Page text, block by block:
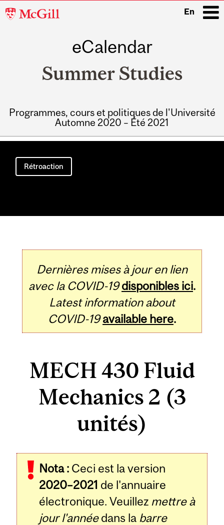
McGill
En
eCalendar
Summer Studies
Programmes, cours et politiques de l'Université
Automne 2020 – Été 2021
Main
navigation
Rétroaction
Dernières mises à jour en lien
avec la COVID-19 disponibles ici.
Latest information about
COVID-19 available here.
MECH 430 Fluid
Mechanics 2 (3
unités)
Nota : Ceci est la version
2020–2021 de l'annuaire
électronique. Veuillez mettre à
jour l'annéedans la barre
Related
Content